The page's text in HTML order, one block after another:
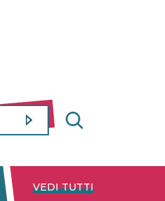
DISNEY+ NETFLIX
VEDI TUTTI